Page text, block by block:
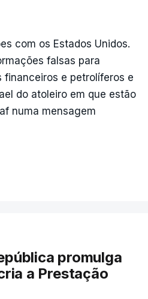
com os Estados Unidos.
falsas para
financeiros e petrolíferos e
do atoleiro em que estão
numa mensagem
promulga
a Prestação